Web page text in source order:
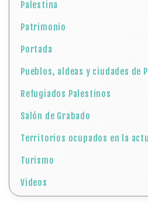
Territorios ocupados en la
Turismo
Videos
Blog Archives
La Embajada de Palestina en
«Día del Prisionero Palestino»,
contra el genocidio en
argentino Cristian Pirovano